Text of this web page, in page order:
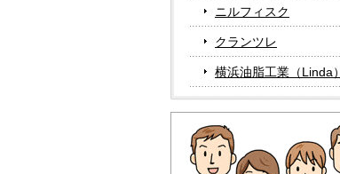
ニルフィスク
クランツレ
横浜油脂工業（Linda）